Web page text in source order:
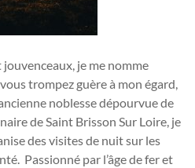
je me nomme
trompez guère à mon égard,
noblesse dépourvue de
de Saint Brisson Sur Loire, je
des visites de nuit sur les
Passionné par l’âge de fer et